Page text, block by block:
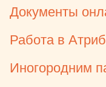
Документы
Работа в
Иногородним